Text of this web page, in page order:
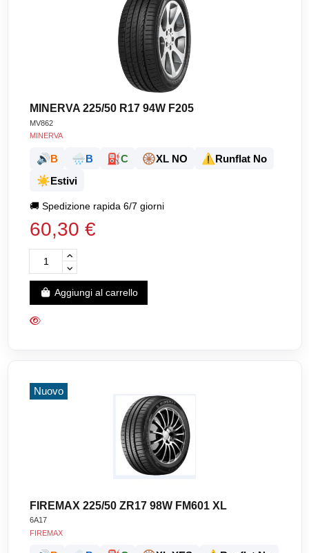
MINERVA 225/50 R17 94W F205
MV862
MINERVA
🔊B 🌧️B ⛽C 🛞XL NO ⚠️Runflat No
☀️Estivi
🚚Spedizione rapida 6/7 giorni
60,30 €
Aggiungi al carrello
Nuovo
FIREMAX 225/50 ZR17 98W FM601 XL
6A17
FIREMAX